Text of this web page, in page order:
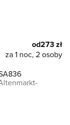
od273 zł
za 1 noc, 2 osoby